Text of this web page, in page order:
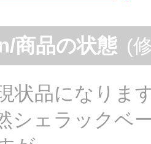
商品の状態 (
状品になりま
シェラックベ